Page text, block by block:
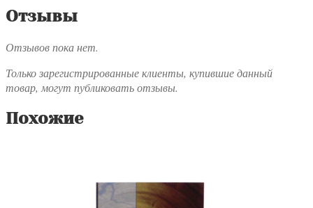
Отзывы
Отзывов пока нет.
Только зарегистрированные клиенты, купившие данный
товар, могут публиковать отзывы.
Похожие